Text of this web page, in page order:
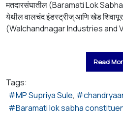
मतदारसंघातील (Baramati Lok
येथील वालचंद इंडस्ट्रीज् आणि खेड शिवापूर
(Walchandnagar Industries and
Read
Tags:
MP Supriya Sule
Baramati lok sabha